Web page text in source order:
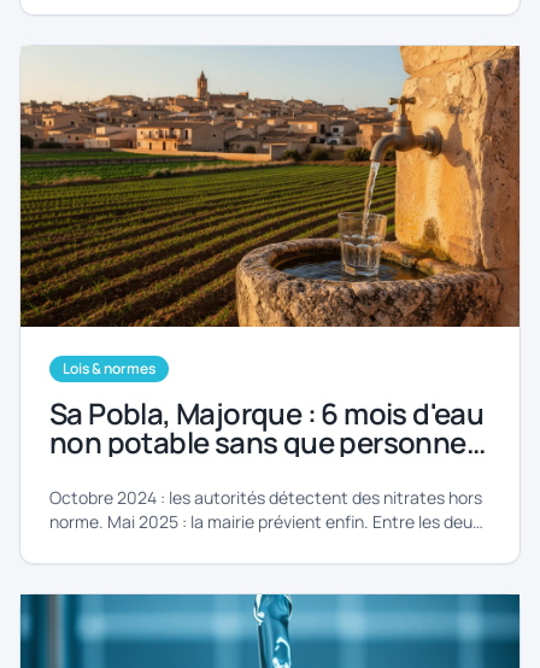
Lois & normes
Sa Pobla, Majorque : 6 mois d'eau
non potable sans que personne
ne prévienne les habitants. Ce
que ce scandale révèle sur vos
droits
Octobre 2024 : les autorités détectent des nitrates hors
norme. Mai 2025 : la mairie prévient enfin. Entre les deux,